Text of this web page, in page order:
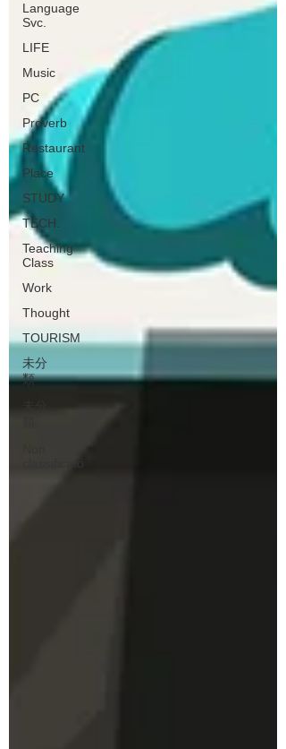
Language
Svc.
LIFE
Music
PC
Proverb
Restaurant
Place
STUDY
TECH.
Teaching
Class
Work
Thought
TOURISM
未分
類